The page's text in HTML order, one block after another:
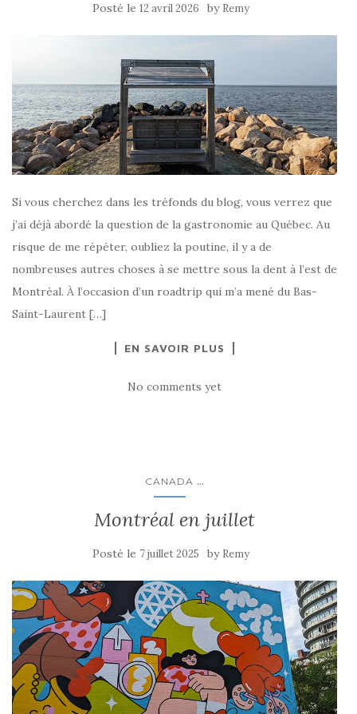
Posté le 12 avril 2026 by Remy
Si vous cherchez dans les tréfonds du blog, vous verrez que
j’ai déjà abordé la question de la gastronomie au Québec. Au
risque de me répéter, oubliez la poutine, il y a de
nombreuses autres choses à se mettre sous la dent à l’est de
Montréal. À l’occasion d’un roadtrip qui m’a mené du Bas-
Saint-Laurent […]
EN SAVOIR PLUS
No comments yet
CANADA ...
Montréal en juillet
Posté le 7 juillet 2025 by Remy